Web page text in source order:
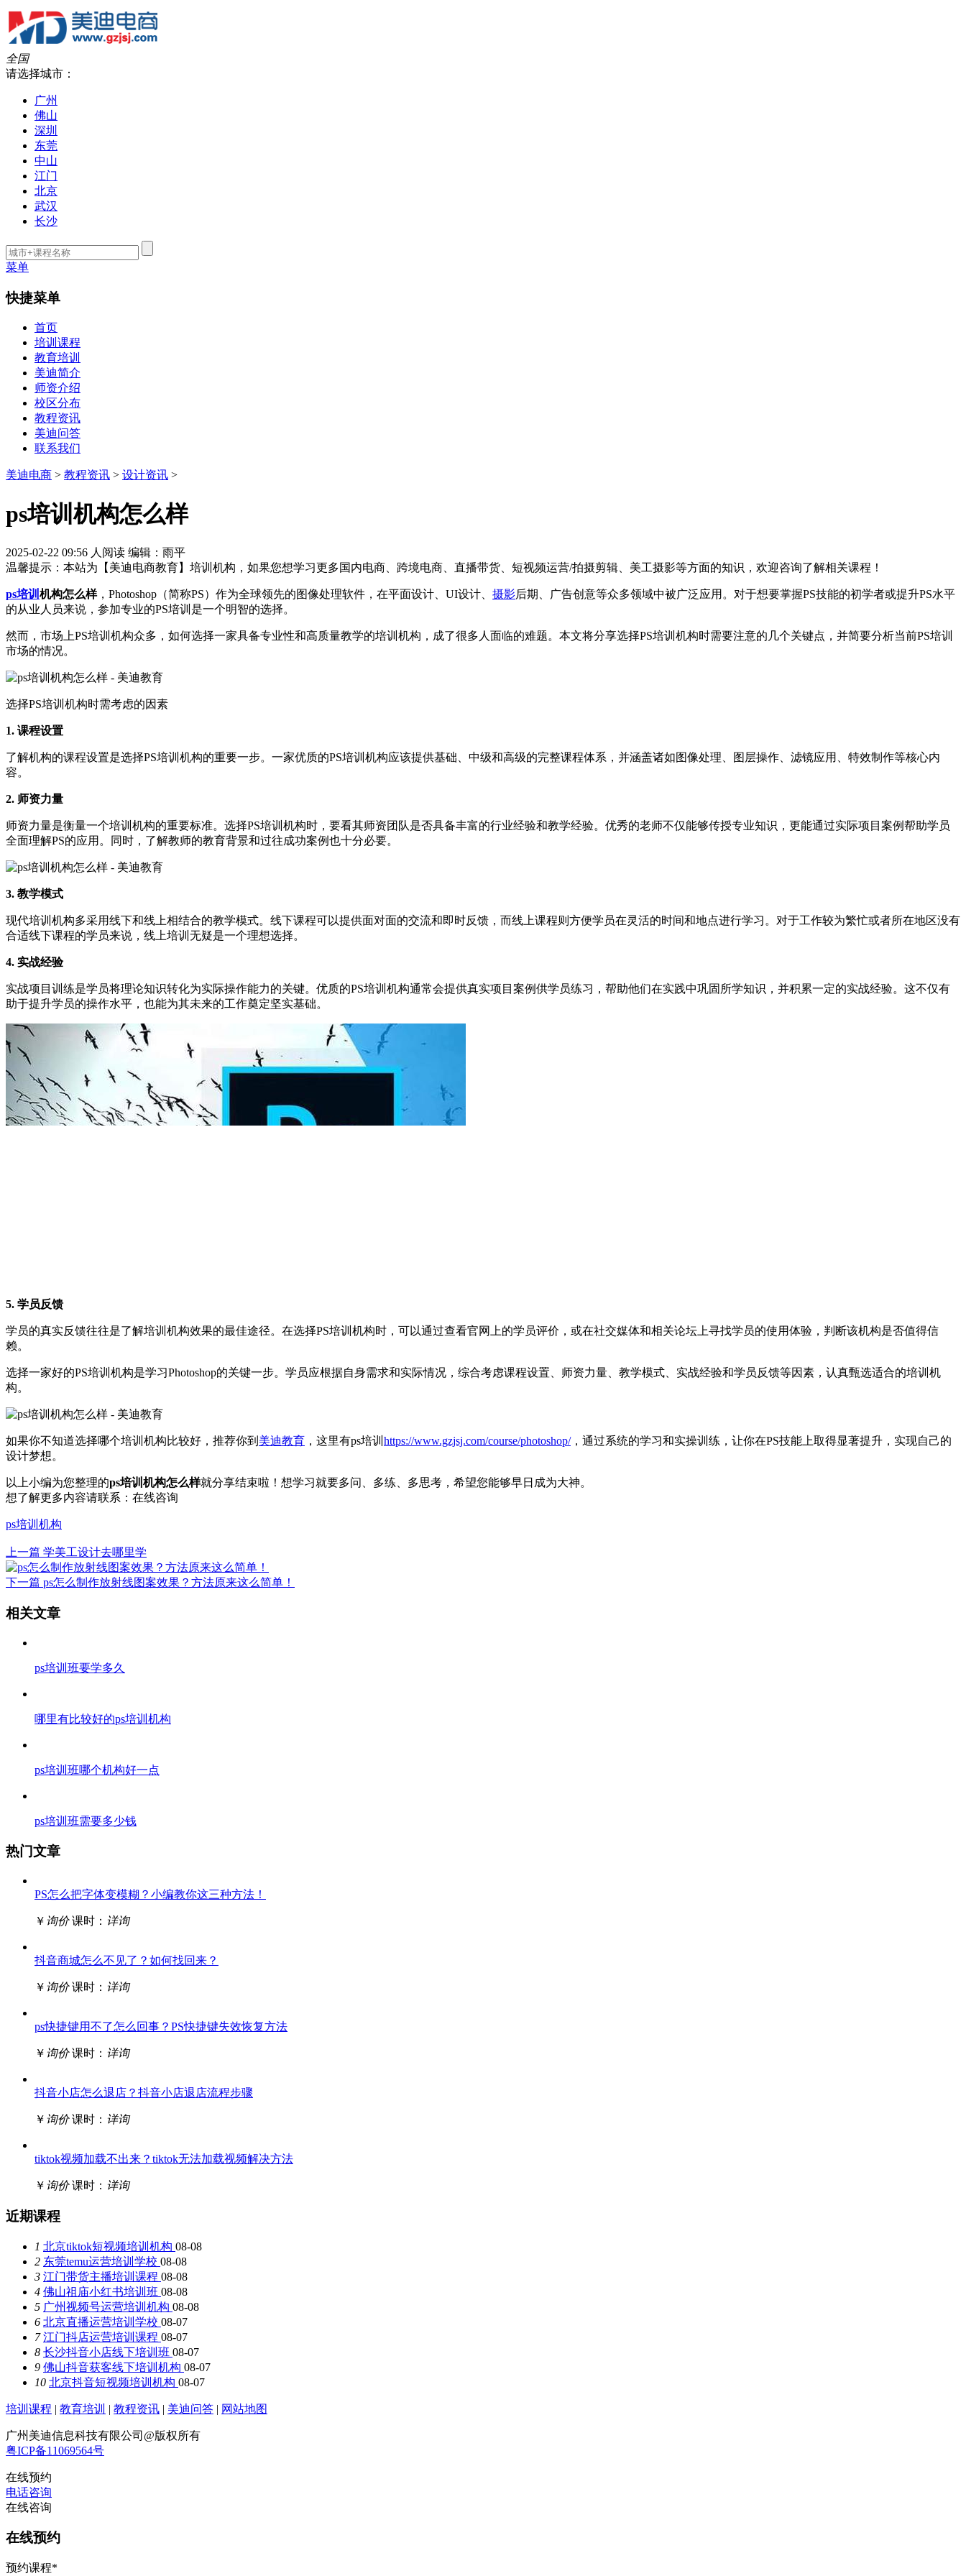
全国
请选择城市：
广州
佛山
深圳
东莞
中山
江门
北京
武汉
长沙
菜单
快捷菜单
首页
培训课程
教育培训
美迪简介
师资介绍
校区分布
教程资讯
美迪问答
联系我们
美迪电商 > 教程资讯 > 设计资讯 >
ps培训机构怎么样
2025-02-22 09:56 人阅读 编辑：雨平
温馨提示：本站为【美迪电商教育】培训机构，如果您想学习更多国内电商、跨境电商、直播带货、短视频运营/拍摄剪辑、美工摄影等方面的知识，欢迎咨询了解相关课程！
ps培训 机构怎么样，Photoshop（简称PS）作为全球领先的图像处理软件，在平面设计、UI设计、 摄影后期、广告创意等众多领域中被广泛应用。对于想要掌握PS技能的初学者或提升PS水平
的从业人员来说，参加专业的PS培训是一个明智的选择。
然而，市场上PS培训机构众多，如何选择一家具备专业性和高质量教学的培训机构，成了很多人面临的难题。本文将分享选择PS培训机构时需要注意的几个关键点，并简要分析当前PS培训
市场的情况。
选择PS培训机构时需考虑的因素
1. 课程设置
了解机构的课程设置是选择PS培训机构的重要一步。一家优质的PS培训机构应该提供基础、中级和高级的完整课程体系，并涵盖诸如图像处理、图层操作、滤镜应用、特效制作等核心内
容。
2. 师资力量
师资力量是衡量一个培训机构的重要标准。选择PS培训机构时，要看其师资团队是否具备丰富的行业经验和教学经验。优秀的老师不仅能够传授专业知识，更能通过实际项目案例帮助学员
全面理解PS的应用。同时，了解教师的教育背景和过往成功案例也十分必要。
3. 教学模式
现代培训机构多采用线下和线上相结合的教学模式。线下课程可以提供面对面的交流和即时反馈，而线上课程则方便学员在灵活的时间和地点进行学习。对于工作较为繁忙或者所在地区没有
合适线下课程的学员来说，线上培训无疑是一个理想选择。
4. 实战经验
实战项目训练是学员将理论知识转化为实际操作能力的关键。优质的PS培训机构通常会提供真实项目案例供学员练习，帮助他们在实践中巩固所学知识，并积累一定的实战经验。这不仅有
助于提升学员的操作水平，也能为其未来的工作奠定坚实基础。
5. 学员反馈
学员的真实反馈往往是了解培训机构效果的最佳途径。在选择PS培训机构时，可以通过查看官网上的学员评价，或在社交媒体和相关论坛上寻找学员的使用体验，判断该机构是否值得信
赖。
选择一家好的PS培训机构是学习Photoshop的关键一步。学员应根据自身需求和实际情况，综合考虑课程设置、师资力量、教学模式、实战经验和学员反馈等因素，认真甄选适合的培训机
构。
如果你不知道选择哪个培训机构比较好，推荐你到 美迪教育 ，这里有ps培训 https://www.gzjsj.com/course/photoshop/，通过系统的学习和实操训练，让你在PS技能上取得显著提升，实现自己的
设计梦想。
以上小编为您整理的ps培训机构怎么样就分享结束啦！想学习就要多问、多练、多思考，希望您能够早日成为大神。
想了解更多内容请联系： 在线咨询
ps培训机构
上一篇 学美工设计去哪里学
下一篇 ps怎么制作放射线图案效果？方法原来这么简单！
相关文章
ps培训班要学多久
哪里有比较好的ps培训机构
ps培训班哪个机构好一点
ps培训班需要多少钱
热门文章
PS怎么把字体变模糊？小编教你这三种方法！
￥ 询价 课时： 详询
抖音商城怎么不见了？如何找回来？
￥ 询价 课时： 详询
ps快捷键用不了怎么回事？PS快捷键失效恢复方法
￥ 询价 课时： 详询
抖音小店怎么退店？抖音小店退店流程步骤
￥ 询价 课时： 详询
tiktok视频加载不出来？tiktok无法加载视频解决方法
￥ 询价 课时： 详询
近期课程
1 北京tiktok短视频培训机构 08-08
2 东莞temu运营培训学校 08-08
3 江门带货主播培训课程 08-08
4 佛山祖庙小红书培训班 08-08
5 广州视频号运营培训机构 08-08
6 北京直播运营培训学校 08-07
7 江门抖店运营培训课程 08-07
8 长沙抖音小店线下培训班 08-07
9 佛山抖音获客线下培训机构 08-07
10 北京抖音短视频培训机构 08-07
培训课程 | 教育培训 | 教程资讯 | 美迪问答 | 网站地图
广州美迪信息科技有限公司@版权所有
粤ICP备11069564号
在线预约
电话咨询
在线咨询
在线预约
预约课程*